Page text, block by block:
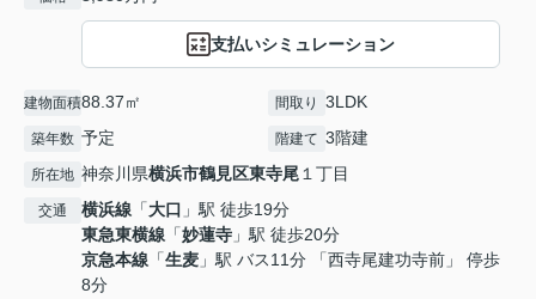
支払いシミュレーション
建物面積88.37㎡ 間取り 3LDK
築年数 予定 階建て 3階建
所在地 神奈川県横浜市鶴見区東寺尾１丁目
交通 横浜線 「大口 」駅 徒歩19分
東急東横線 「妙蓮寺 」駅 徒歩20分
京急本線 「生麦 」駅 バス11分 「西寺尾建功寺前」 停歩
8分